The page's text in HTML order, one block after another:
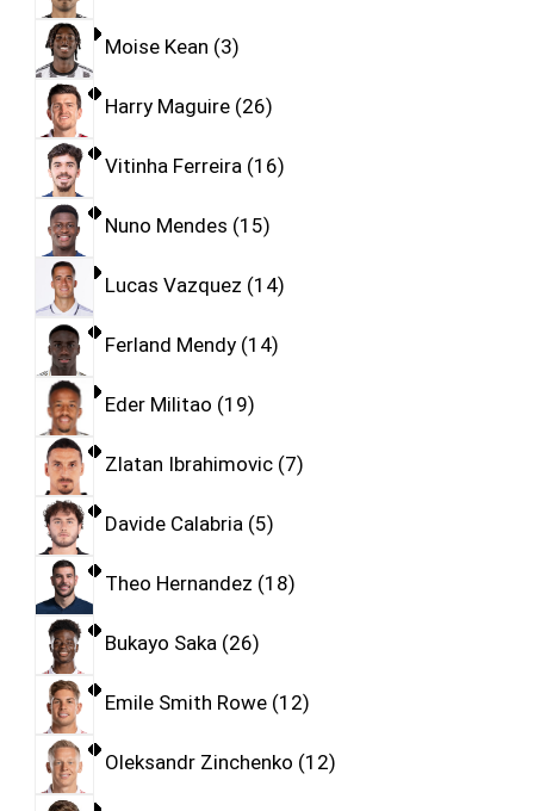
Moise Kean 3
Harry Maguire 26
Vitinha Ferreira 16
Nuno Mendes 15
Lucas Vazquez 14
Ferland Mendy 14
Eder Militao 19
Zlatan Ibrahimovic 7
Davide Calabria 5
Theo Hernandez 18
Bukayo Saka 26
Emile Smith Rowe 12
Oleksandr Zinchenko 12